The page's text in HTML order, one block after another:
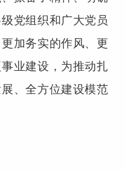
党组织和广大党员
加务实的作风、更
业建设，为推动扎
、全方位建设模范